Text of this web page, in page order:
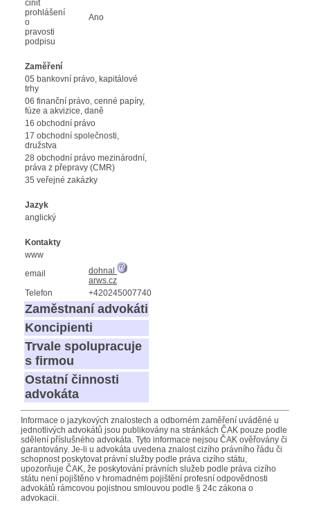
činit
prohlášení
o
pravosti
podpisu
Ano
Zaměření
05 bankovní právo, kapitálové
trhy
06 finanční právo, cenné papíry,
fúze a akvizice, daně
16 obchodní právo
17 obchodní společnosti,
družstva
28 obchodní právo mezinárodní,
práva z přepravy (CMR)
35 veřejné zakázky
Jazyk
anglický
Kontakty
www
email
dohnal
arws.cz
Telefon
+420245007740
Zaměstnaní advokáti
Koncipienti
Trvale spolupracuje
s firmou
Ostatní činnosti
advokáta
Informace o jazykových znalostech a odborném zaměření uváděné u
jednotlivých advokátů jsou publikovány na stránkách ČAK pouze podle
sdělení příslušného advokáta. Tyto informace nejsou ČAK ověřovány či
garantovány. Je-li u advokáta uvedena znalost cizího právního řádu či
schopnost poskytovat právní služby podle práva cizího státu,
upozorňuje ČAK, že poskytování právních služeb podle práva cizího
státu není pojištěno v hromadném pojištění profesní odpovědnosti
advokátů rámcovou pojistnou smlouvou podle § 24c zákona o
advokacii.